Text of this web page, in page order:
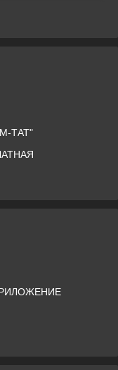
ТАТ"